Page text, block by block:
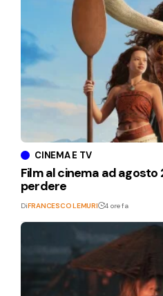
CINEMA E TV
Film al cinema ad
perdere
DiFRANCESCO LEMURI 4 ore fa